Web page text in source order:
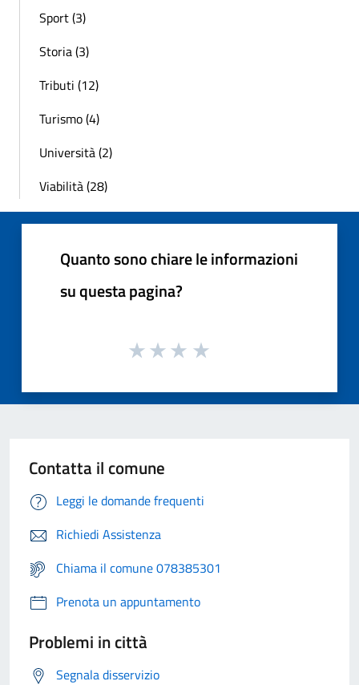
Sport (3)
Storia (3)
Tributi (12)
Turismo (4)
Università (2)
Viabilità (28)
Quanto sono chiare le informazioni
su questa pagina?
Contatta il comune
Leggi le domande frequenti
Richiedi Assistenza
Chiama il comune 078385301
Prenota un appuntamento
Problemi in città
Segnala disservizio